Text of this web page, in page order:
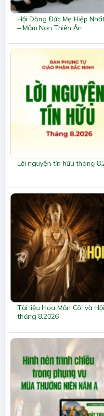
Hội Dòng Đức Mẹ Hiệp
– Mầm Non Thiên Ân
Lời nguyện tín hữu tháng
Tài liệu Hoa Mân Côi và
tháng 8.2026